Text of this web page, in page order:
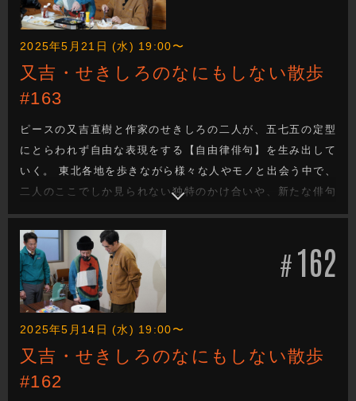
2025年5月21日 (水) 19:00〜
又吉・せきしろのなにもしない散歩
#163
ピースの又吉直樹と作家のせきしろの二人が、五七五の定型
にとらわれず自由な表現をする【自由律俳句】を生み出して
いく。 東北各地を歩きながら様々な人やモノと出会う中で、
二人のここでしか見られない独特のかけ合いや、新たな俳句
を生み出す姿は必見です。 今回は宮城県蔵王町をブラリ旅。
果たしてどんな自由律俳句が生まれるのか！？ 蔵王酪農セン
ターチーズハウス、ざおう彫刻工房、ほか。
#162
2025年5月14日 (水) 19:00〜
又吉・せきしろのなにもしない散歩
#162